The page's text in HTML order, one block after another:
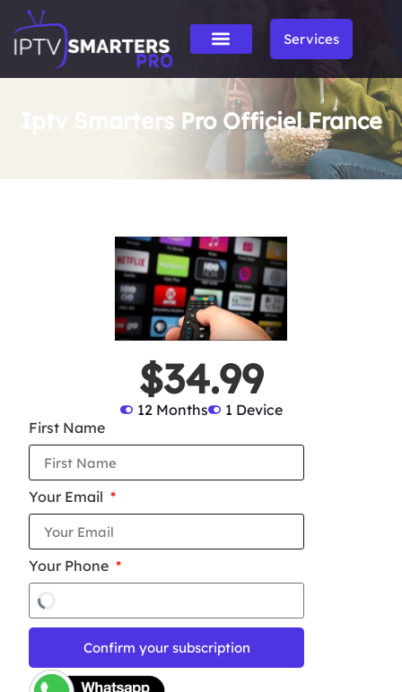
Services
Iptv Smarters Pro Officiel France
$34.99
12 Months
1 Device
First Name
Your Email
Your Phone
Confirm your subscription